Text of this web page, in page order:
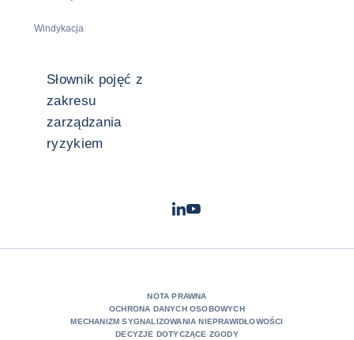
Windykacja
Słownik pojęć z
zakresu
zarządzania
ryzykiem
LinkedIn
Youtube
NOTA PRAWNA
OCHRONA DANYCH OSOBOWYCH
MECHANIZM SYGNALIZOWANIA NIEPRAWIDŁOWOŚCI
DECYZJE DOTYCZĄCE ZGODY